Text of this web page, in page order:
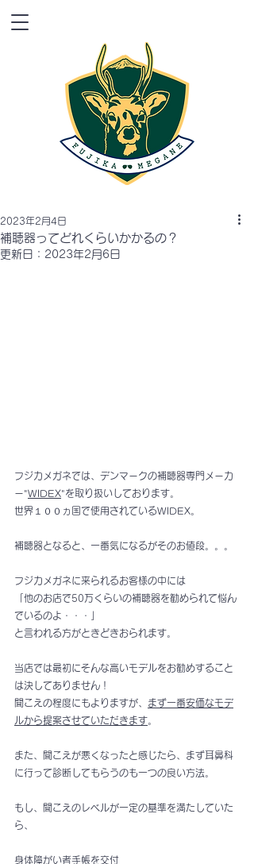
補聴器ってどれくらいかかるの？
2023年2月4日
更新日： 2023年2月6日
フジカメガネでは、デンマークの補聴器専門メーカ
ー"WIDEX"を取り扱いしております。
世界１００ヵ国で使用されているWIDEX。
補聴器となると、一番気になるがそのお値段。。。
フジカメガネに来られるお客様の中には
「他のお店で50万くらいの補聴器を勧められて悩ん
でいるのよ・・・」
と言われる方がときどきおられます。
当店では最初にそんな高いモデルをお勧めすること
は決してありません！
聞こえの程度にもよりますが、 まず一番安価なモデ
ルから提案させていただきます
また、聞こえが悪くなったと感じたら、まず耳鼻科
に行って診断してもらうのも一つの良い方法。
もし、聞こえのレベルが一定の基準を満たしていた
ら、
身体障がい者手帳を交付